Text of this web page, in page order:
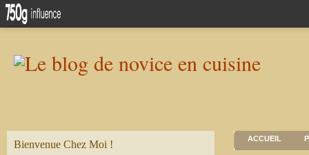
Bienvenue Chez Moi ! ACCUEIL